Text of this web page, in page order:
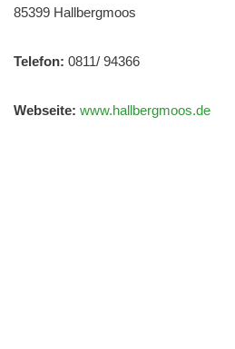
85399 Hallbergmoos
Telefon: 0811/ 94366
Webseite: www.hallbergmoos.de